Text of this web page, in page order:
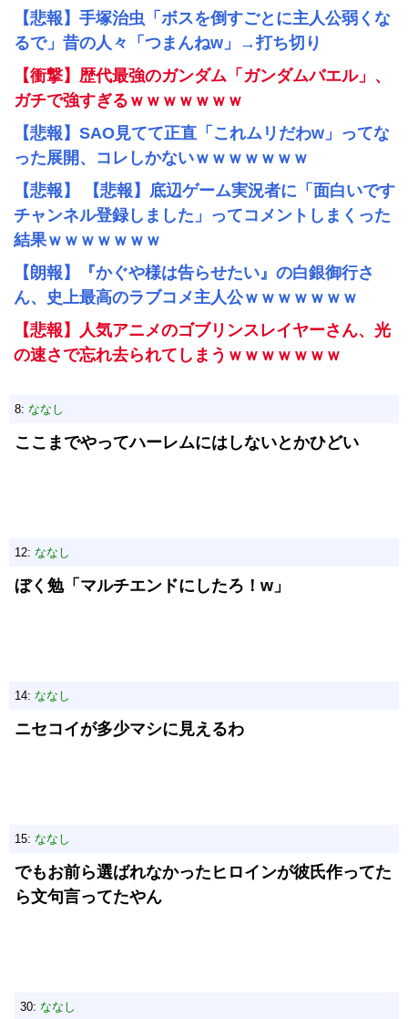
【悲報】手塚治虫「ボスを倒すごとに主人公弱くな
るで」昔の人々「つまんねw」→打ち切り
【衝撃】歴代最強のガンダム「ガンダムバエル」、
ガチで強すぎるｗｗｗｗｗｗｗ
【悲報】SAO見てて正直「これムリだわw」ってな
った展開、コレしかないｗｗｗｗｗｗｗ
【悲報】 【悲報】底辺ゲーム実況者に「面白いです
チャンネル登録しました」ってコメントしまくった
結果ｗｗｗｗｗｗｗ
【朗報】『かぐや様は告らせたい』の白銀御行さ
ん、史上最高のラブコメ主人公ｗｗｗｗｗｗｗ
【悲報】人気アニメのゴブリンスレイヤーさん、光
の速さで忘れ去られてしまうｗｗｗｗｗｗｗ
8: ななし
ここまでやってハーレムにはしないとかひどい
12: ななし
ぼく勉「マルチエンドにしたろ！w」
14: ななし
ニセコイが多少マシに見えるわ
15: ななし
でもお前ら選ばれなかったヒロインが彼氏作ってた
ら文句言ってたやん
30: ななし